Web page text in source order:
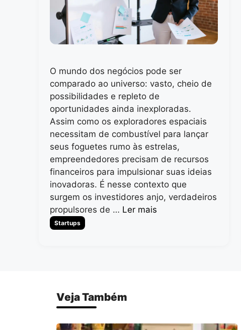
O mundo dos negócios pode ser
comparado ao universo: vasto, cheio de
possibilidades e repleto de
oportunidades ainda inexploradas.
Assim como os exploradores espaciais
necessitam de combustível para lançar
seus foguetes rumo às estrelas,
empreendedores precisam de recursos
financeiros para impulsionar suas ideias
inovadoras. É nesse contexto que
surgem os investidores anjo, verdadeiros
propulsores de … Ler mais
Categorias
Startups
Veja Também